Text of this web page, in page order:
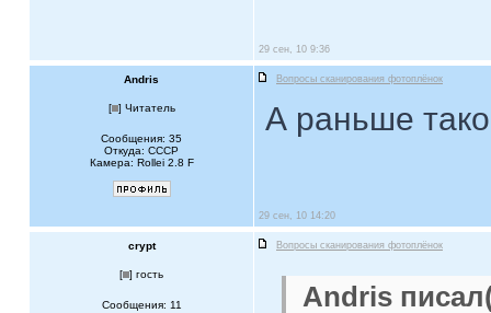
29 сен, 10 9:36
Andris Вопросы сканирования фотоплёнок
[ ] Читатель
Сообщения: 35
Откуда: CCCP
Камера: Rollei 2.8 F
А раньше
29 сен, 10 14:20
crypt Вопросы сканирования фотоплёнок
[ ] гость
Сообщения: 11 Andris